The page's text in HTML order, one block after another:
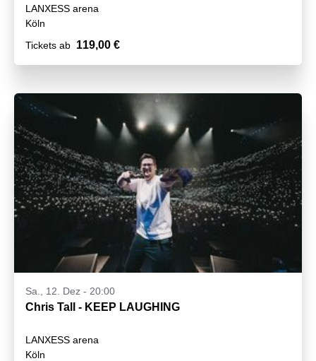
LANXESS arena
Köln
Tickets ab 119,00 €
Sa., 12. Dez - 20:00
Chris Tall - KEEP LAUGHING
LANXESS arena
Köln